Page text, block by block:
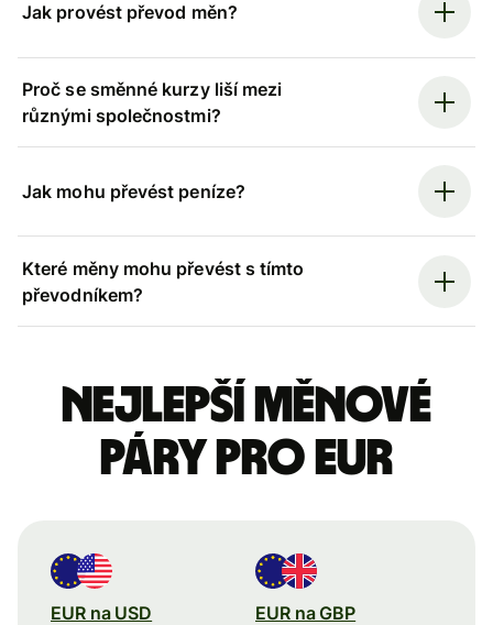
Jak provést převod měn?
Proč se směnné kurzy liší mezi
různými společnostmi?
Jak mohu převést peníze?
Které měny mohu převést s tímto
převodníkem?
Nejlepší měnové
páry pro eur
EUR na USD EUR na GBP